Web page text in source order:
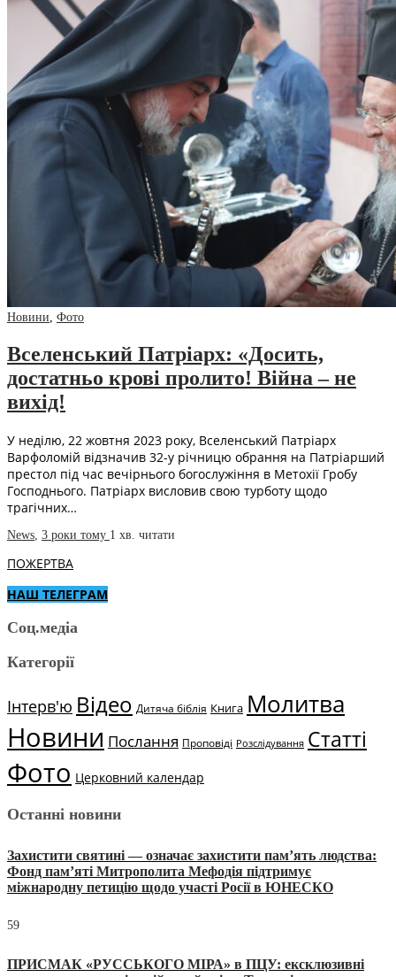
Новини, Фото
Вселенський Патріарх: «Досить,
достатньо крові пролито! Війна – не
вихід!
У неділю, 22 жовтня 2023 року, Вселенський Патріарх
Варфоломій відзначив 32-у річницю обрання на Патріарший
престол під час вечірнього богослужіння в Метохії Гробу
Господнього. Патріарх висловив свою турботу щодо
трагічних…
News 3 роки тому 1 хв. читати
ПОЖЕРТВА
НАШ ТЕЛЕГРАМ
Соц.медіа
Категорії
Інтерв'ю Відео Дитяча біблія Книга Молитва
Новини Послання Проповіді Розслідування Статті
Фото Церковний календар
Останні новини
Захистити святині — означає захистити пам’ять людства:
Фонд пам’яті Митрополита Мефодія підтримує
міжнародну петицію щодо участі Росії в ЮНЕСКО
59
ПРИСМАК «РУССЬКОГО МІРА» в ПЦУ: ексклюзивні